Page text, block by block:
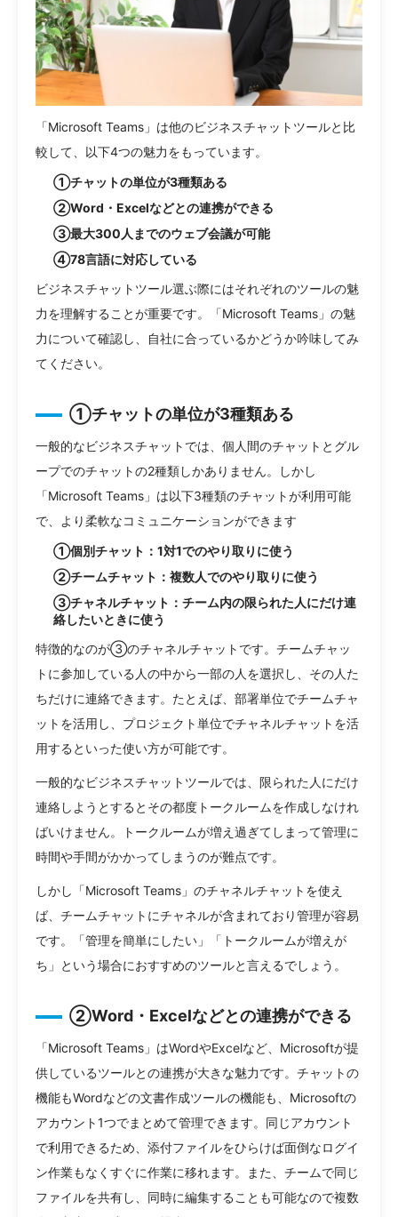
「Microsoft Teams」は他のビジネスチャットツールと比
較して、以下4つの魅力をもっています。
①チャットの単位が3種類ある
②Word・Excelなどとの連携ができる
③最大300人までのウェブ会議が可能
④78言語に対応している
ビジネスチャットツール選ぶ際にはそれぞれのツールの魅
力を理解することが重要です。「Microsoft Teams」の魅
力について確認し、自社に合っているかどうか吟味してみ
てください。
①チャットの単位が3種類ある
一般的なビジネスチャットでは、個人間のチャットとグル
ープでのチャットの2種類しかありません。しかし
「Microsoft Teams」は以下3種類のチャットが利用可能
で、より柔軟なコミュニケーションができます
①個別チャット：1対1でのやり取りに使う
②チームチャット：複数人でのやり取りに使う
③チャネルチャット：チーム内の限られた人にだけ連
絡したいときに使う
特徴的なのが③のチャネルチャットです。チームチャッ
トに参加している人の中から一部の人を選択し、その人た
ちだけに連絡できます。たとえば、部署単位でチームチャ
ットを活用し、プロジェクト単位でチャネルチャットを活
用するといった使い方が可能です。
一般的なビジネスチャットツールでは、限られた人にだけ
連絡しようとするとその都度トークルームを作成しなけれ
ばいけません。トークルームが増え過ぎてしまって管理に
時間や手間がかかってしまうのが難点です。
しかし「Microsoft Teams」のチャネルチャットを使え
ば、チームチャットにチャネルが含まれており管理が容易
です。「管理を簡単にしたい」「トークルームが増えが
ち」という場合におすすめのツールと言えるでしょう。
②Word・Excelなどとの連携ができる
「Microsoft Teams」はWordやExcelなど、Microsoftが提
供しているツールとの連携が大きな魅力です。チャットの
機能もWordなどの文書作成ツールの機能も、Microsoftの
アカウント1つでまとめて管理できます。同じアカウント
で利用できるため、添付ファイルをひらけば面倒なログイ
ン作業もなくすぐに作業に移れます。また、チームで同じ
ファイルを共有し、同時に編集することも可能なので複数